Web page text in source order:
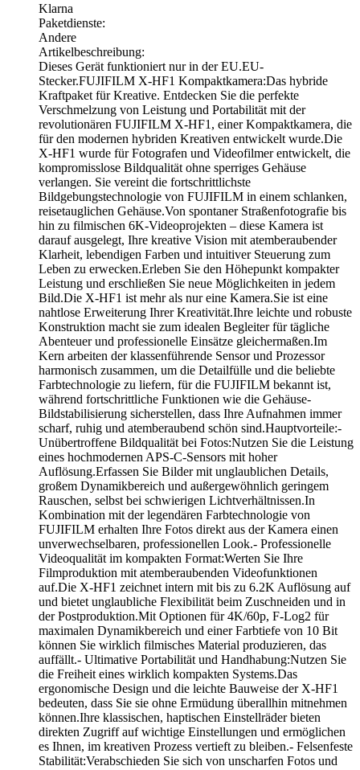
Klarna
Paketdienste:
Andere
Artikelbeschreibung:
Dieses Gerät funktioniert nur in der EU.EU-
Stecker.FUJIFILM X-HF1 Kompaktkamera:Das hybride
Kraftpaket für Kreative. Entdecken Sie die perfekte
Verschmelzung von Leistung und Portabilität mit der
revolutionären FUJIFILM X-HF1, einer Kompaktkamera, die
für den modernen hybriden Kreativen entwickelt wurde.Die
X-HF1 wurde für Fotografen und Videofilmer entwickelt, die
kompromisslose Bildqualität ohne sperriges Gehäuse
verlangen. Sie vereint die fortschrittlichste
Bildgebungstechnologie von FUJIFILM in einem schlanken,
reisetauglichen Gehäuse.Von spontaner Straßenfotografie bis
hin zu filmischen 6K-Videoprojekten – diese Kamera ist
darauf ausgelegt, Ihre kreative Vision mit atemberaubender
Klarheit, lebendigen Farben und intuitiver Steuerung zum
Leben zu erwecken.Erleben Sie den Höhepunkt kompakter
Leistung und erschließen Sie neue Möglichkeiten in jedem
Bild.Die X-HF1 ist mehr als nur eine Kamera.Sie ist eine
nahtlose Erweiterung Ihrer Kreativität.Ihre leichte und robuste
Konstruktion macht sie zum idealen Begleiter für tägliche
Abenteuer und professionelle Einsätze gleichermaßen.Im
Kern arbeiten der klassenführende Sensor und Prozessor
harmonisch zusammen, um die Detailfülle und die beliebte
Farbtechnologie zu liefern, für die FUJIFILM bekannt ist,
während fortschrittliche Funktionen wie die Gehäuse-
Bildstabilisierung sicherstellen, dass Ihre Aufnahmen immer
scharf, ruhig und atemberaubend schön sind.Hauptvorteile:-
Unübertroffene Bildqualität bei Fotos:Nutzen Sie die Leistung
eines hochmodernen APS-C-Sensors mit hoher
Auflösung.Erfassen Sie Bilder mit unglaublichen Details,
großem Dynamikbereich und außergewöhnlich geringem
Rauschen, selbst bei schwierigen Lichtverhältnissen.In
Kombination mit der legendären Farbtechnologie von
FUJIFILM erhalten Ihre Fotos direkt aus der Kamera einen
unverwechselbaren, professionellen Look.- Professionelle
Videoqualität im kompakten Format:Werten Sie Ihre
Filmproduktion mit atemberaubenden Videofunktionen
auf.Die X-HF1 zeichnet intern mit bis zu 6.2K Auflösung auf
und bietet unglaubliche Flexibilität beim Zuschneiden und in
der Postproduktion.Mit Optionen für 4K/60p, F-Log2 für
maximalen Dynamikbereich und einer Farbtiefe von 10 Bit
können Sie wirklich filmisches Material produzieren, das
auffällt.- Ultimative Portabilität und Handhabung:Nutzen Sie
die Freiheit eines wirklich kompakten Systems.Das
ergonomische Design und die leichte Bauweise der X-HF1
bedeuten, dass Sie sie ohne Ermüdung überallhin mitnehmen
können.Ihre klassischen, haptischen Einstellräder bieten
direkten Zugriff auf wichtige Einstellungen und ermöglichen
es Ihnen, im kreativen Prozess vertieft zu bleiben.- Felsenfeste
Stabilität:Verabschieden Sie sich von unscharfen Fotos und